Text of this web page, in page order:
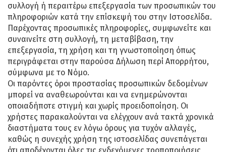
συλλογή ή περαιτέρω επεξεργασία των προσωπικών του
πληροφοριών κατά την επίσκεψή του στην Ιστοσελίδα.
Παρέχοντας προσωπικές πληροφορίες, συμφωνείτε και
συναινείτε στη συλλογή, τη μεταβίβαση, την
επεξεργασία, τη χρήση και τη γνωστοποίηση όπως
περιγράφεται στην παρούσα Δήλωση περί Απορρήτου,
σύμφωνα με το Νόμο.
Οι παρόντες όροι προστασίας προσωπικών δεδομένων
μπορεί να αναθεωρούνται και να ενημερώνονται
οποιαδήποτε στιγμή και χωρίς προειδοποίηση. Οι
χρήστες παρακαλούνται να ελέγχουν ανά τακτά χρονικά
διαστήματα τους εν λόγω όρους για τυχόν αλλαγές,
καθώς η συνεχής χρήση της ιστοσελίδας συνεπάγεται